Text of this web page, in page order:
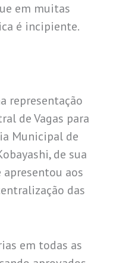
em muitas
é incipiente.
representação
de Vagas para
Municipal de
de sua
aos
das
em todas as